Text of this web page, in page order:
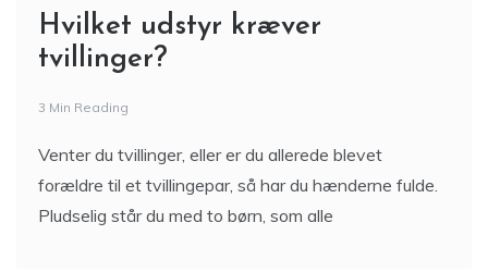
Hvilket udstyr kræver
tvillinger?
3 Min Reading
Venter du tvillinger, eller er du allerede blevet
forældre til et tvillingepar, så har du hænderne fulde.
Pludselig står du med to børn, som alle